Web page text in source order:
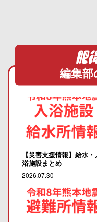
編集
【災害支援情報】給水・
浴施設まとめ
2026.07.30